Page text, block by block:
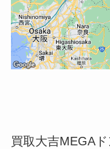
買取大吉MEGA